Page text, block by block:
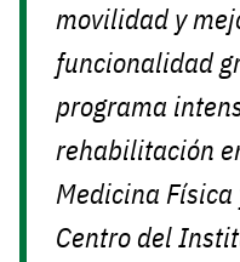
movilidad y
funcionalidad
programa
rehabilitación
Medicina
Centro del